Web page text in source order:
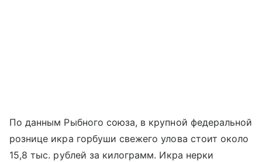
По данным Рыбного союза, в крупной федеральной
рознице икра горбуши свежего улова стоит около
15,8 тыс. рублей за килограмм. Икра нерки